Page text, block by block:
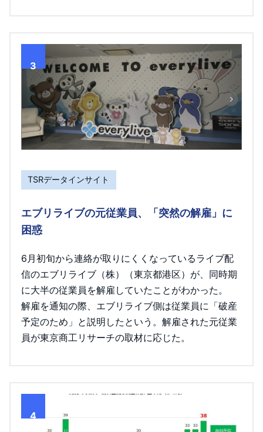
3
TSRデータインサイト
エブリライブの元従業員、「突然の解雇」に
困惑
6月初旬から連絡が取りにくくなっているライブ配
信のエブリライブ（株）（東京都港区）が、同時期
に大半の従業員を解雇していたことがわかった。
解雇を通知の際、エブリライブ側は従業員に「破産
予定のため」と説明したという。解雇された元従業
員が東京商工リサーチの取材に応じた。
4